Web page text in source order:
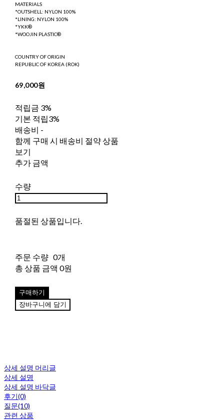
MATERIALS
*OUTSHELL: NYLON 100%
*LINING: NYLON 100%
*YKK®
*WOOJIN PLASTIC®
COUNTRY OF ORIGIN
REPUBLIC OF KOREA (ROK)
69,000원
적립금 3%
기본 적립3%
배송비 -
함께 구매 시 배송비 절약 상품
보기
추가 금액
수량
품절된 상품입니다.
주문 수량 0개
총 상품 금액 0원
구매하기
장바구니에 담기
상세 설명 머리글
상세 설명
상세 설명 바닥글
후기(0)
질문(10)
관련 상품